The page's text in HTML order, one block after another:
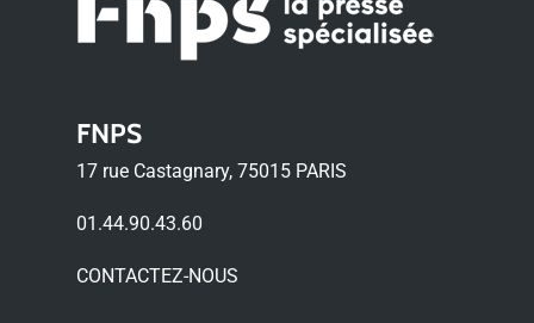
FNPS
17 rue Castagnary, 75015 PARIS
01.44.90.43.60
CONTACTEZ-NOUS